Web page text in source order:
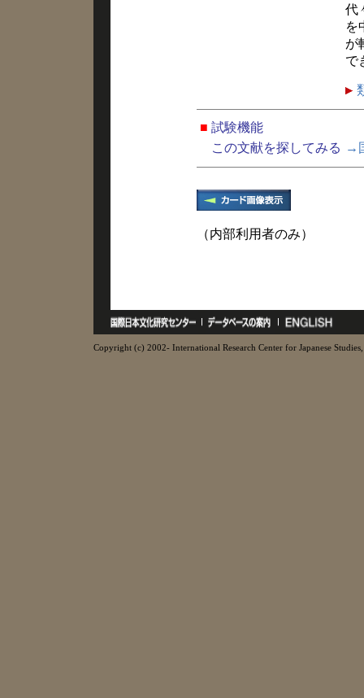
代
を
が
で
■ 試験機能
この文献を探してみる →
（内部利用者のみ）
Copyright (c) 2002- International Research Center for Japanese